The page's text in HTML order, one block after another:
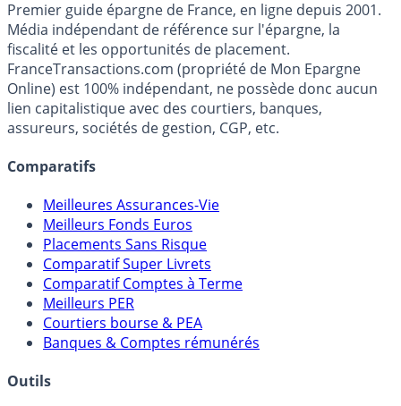
FranceTransactions.com
Premier guide épargne de France, en ligne depuis 2001.
Média indépendant de référence sur l'épargne, la
fiscalité et les opportunités de placement.
FranceTransactions.com (propriété de Mon Epargne
Online) est 100% indépendant, ne possède donc aucun
lien capitalistique avec des courtiers, banques,
assureurs, sociétés de gestion, CGP, etc.
Comparatifs
Meilleures Assurances-Vie
Meilleurs Fonds Euros
Placements Sans Risque
Comparatif Super Livrets
Comparatif Comptes à Terme
Meilleurs PER
Banques & Comptes rémunérés